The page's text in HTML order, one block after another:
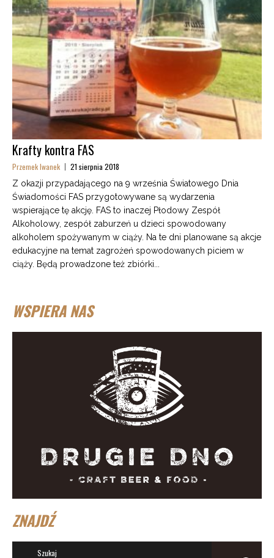
Krafty kontra FAS
Przemek Iwanek 21 sierpnia 2018
Z okazji przypadającego na 9 września Światowego Dnia
Świadomości FAS przygotowywane są wydarzenia
wspierające tę akcję. FAS to inaczej Płodowy Zespół
Alkoholowy, zespół zaburzeń u dzieci spowodowany
alkoholem spożywanym w ciąży. Na te dni planowane są akcje
edukacyjne na temat zagrożeń spowodowanych piciem w
ciąży. Będą prowadzone też zbiórki...
WSPIERA NAS
ZNAJDŹ